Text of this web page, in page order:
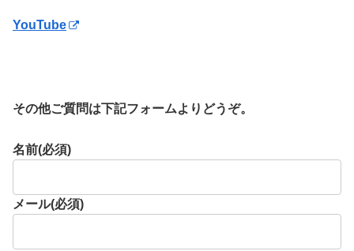
YouTube
その他ご質問は下記フォームよりどうぞ。
名前(必須)
メール(必須)